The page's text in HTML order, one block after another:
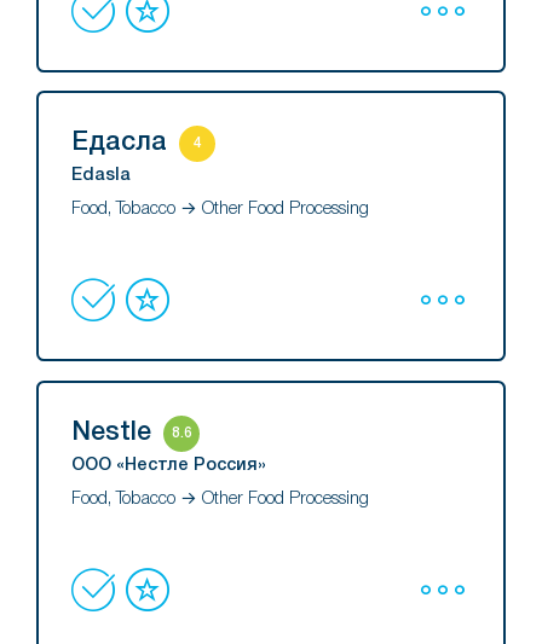
Едасла 4
Edasla
Food, Tobacco → Other Food Processing
Nestle 8.6
ООО «Нестле Россия»
Food, Tobacco → Other Food Processing